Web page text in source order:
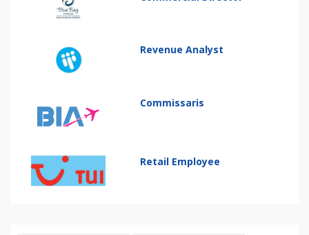
Revenue Analyst
Commissaris
Retail Employee